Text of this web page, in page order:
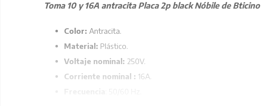
Toma 10 y 16A antracita Placa 2p black Nóbile de Bticino
Color: Antracita.
Material: Plástico.
Voltaje nominal: 250V.
Corriente nominal : 16A.